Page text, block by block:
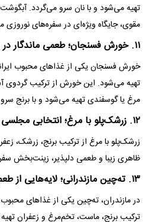
تهیه می‌شود و با نان سرو می‌گردد.
مقوی، جایگاه ویژه‌ای در سفره‌های نوروزی
۱۱. خورش فسنجان؛ طعمی ماندگار در سفره‌های ایرانی
خورش فسنجان یکی از غذا‌های محبوب
تهیه می‌شود. این خورش از ترکیب گردوی
مرغ یا گوسفندی تهیه می‌شود و با برنج
۱۲. زرشک‌پلو با مرغ؛ انتخابی مجلسی برای شب عید
زرشک‌پلو با مرغ از ترکیب برنج، زرشک،
ظاهری زیبا و طعمی دلپذیر، زینت‌بخش
۱۳. ته‌چین مازندرانی؛ لایه‌هایی از طعم و رنگ
در مازندران، ته‌چین یکی از غذا‌های
ترکیب برنج، ماست، تخم‌مرغ و زعفران